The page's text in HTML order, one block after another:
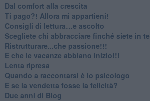
​Dal comfort alla crescita
​Ti pago?! Allora mi appartieni!​
​Consigli di lettura…e ascolto
​Scegliete chi abbracciare finché siete in
​Ristrutturare...che passione!!!
​E che le vacanze abbiano inizio!!!
​Lenta ripresa
​Quando a raccontarsi è lo psicologo
​E se la vendetta fosse la felicità?
​Due anni di Blog